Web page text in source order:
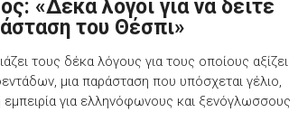
«Δέκα λόγοι για να δείτε
του Θέσπι»
τους δέκα λόγους για τους οποίους αξίζει
μια παράσταση που υπόσχεται γέλιο,
εμπειρία για ελληνόφωνους και ξενόγλωσσους